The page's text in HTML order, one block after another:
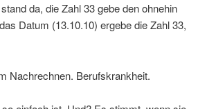
da, die Zahl 33 gebe den ohnehin
Datum (13.10.10) ergebe die Zahl 33,
Nachrechnen. Berufskrankheit.